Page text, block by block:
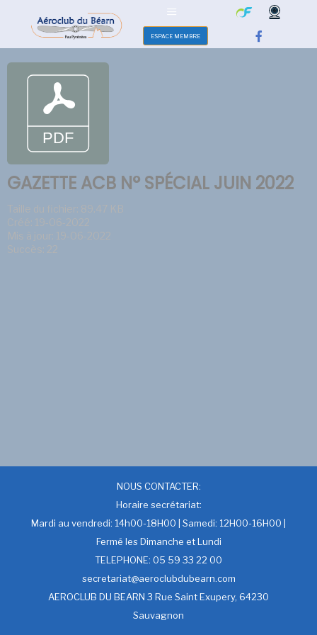
ESPACE MEMBRE
GAZETTE ACB N° SPÉCIAL JUIN 2022
Taille du fichier: 89.47 KB
Créé: 19-06-2022
Mis à jour: 19-06-2022
Succès: 22
NOUS CONTACTER:
Horaire secrétariat:
Mardi au vendredi: 14h00-18H00 | Samedi: 12H00-16H00 |
Fermé les Dimanche et Lundi
TELEPHONE: 05 59 33 22 00
secretariat@aeroclubdubearn.com
AEROCLUB DU BEARN 3 Rue Saint Exupery, 64230
Sauvagnon